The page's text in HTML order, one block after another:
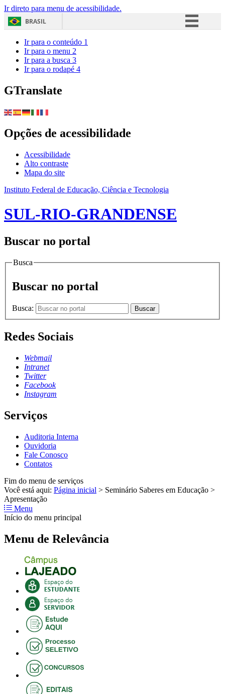
Ir direto para menu de acessibilidade.
BRASIL
Ir para o conteúdo 1
Ir para o menu 2
Ir para a busca 3
Ir para o rodapé 4
GTranslate
Opções de acessibilidade
Acessibilidade
Alto contraste
Mapa do site
Instituto Federal de Educação, Ciência e Tecnologia
SUL-RIO-GRANDENSE
Buscar no portal
Busca
Buscar no portal
Busca: Buscar
Redes Sociais
Webmail
Intranet
Twitter
Facebook
Instagram
Serviços
Auditoria Interna
Ouvidoria
Fale Conosco
Contatos
Fim do menu de serviços
Você está aqui: Página inicial > Seminário Saberes em Educação >
Apresentação
Menu
Início do menu principal
Menu de Relevância